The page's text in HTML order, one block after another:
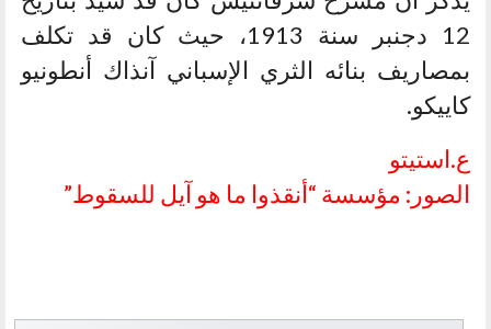
12 دجنبر سنة 1913، حيث كان قد تكلف
بمصاريف بنائه الثري الإسباني آنذاك أنطونيو
كاييكو.
ع.استيتو
الصور: مؤسسة “أنقذوا ما هو آيل للسقوط”